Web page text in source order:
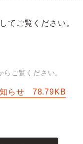
委託販売者募集
てご覧ください。
ご覧ください。
らせ 78.79KB